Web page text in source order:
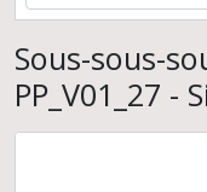
Sous-sous-
PP_V01_27 -
Missions
Publication
Congrès et